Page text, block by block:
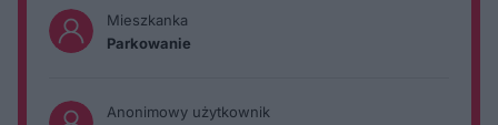
Mieszkanka
Parkowanie
Anonimowy użytkownik